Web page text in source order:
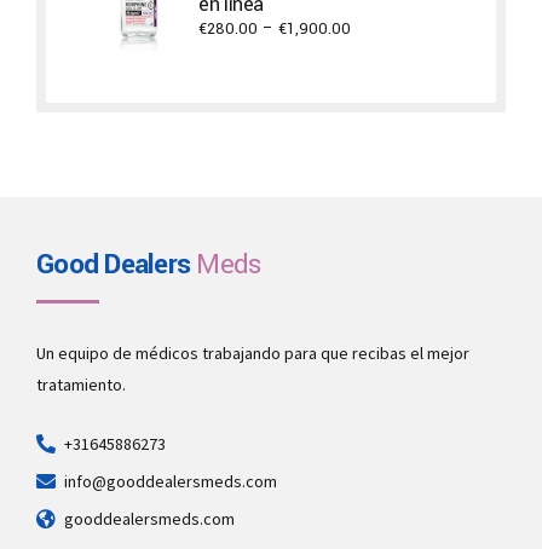
€280.00 – €1,900.00
Good DealersMeds
Un equipo de médicos trabajando para que recibas el mejor
tratamiento.
+31645886273
info@gooddealersmeds.com
gooddealersmeds.com